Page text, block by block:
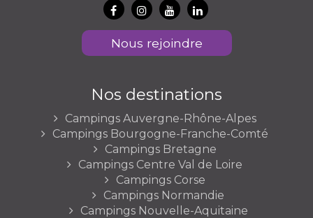
Nous rejoindre
Nos destinations
Campings Auvergne-Rhône-Alpes
Campings Bourgogne-Franche-Comté
Campings Bretagne
Campings Centre Val de Loire
Campings Corse
Campings Normandie
Campings Nouvelle-Aquitaine